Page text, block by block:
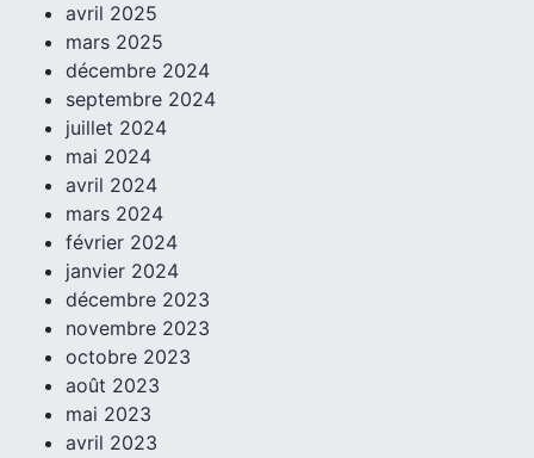
avril 2025
mars 2025
décembre 2024
septembre 2024
juillet 2024
mai 2024
avril 2024
mars 2024
février 2024
janvier 2024
décembre 2023
novembre 2023
octobre 2023
août 2023
mai 2023
avril 2023